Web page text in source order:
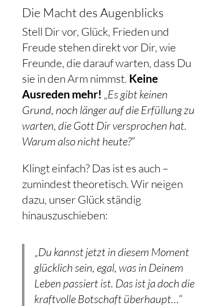
Die Macht des Augenblicks
Stell Dir vor, Glück, Frieden und
Freude stehen direkt vor Dir, wie
Freunde, die darauf warten, dass Du
sie in den Arm nimmst. Keine
Ausreden mehr! „Es gibt keinen
Grund, noch länger auf die Erfüllung zu
warten, die Gott Dir versprochen hat.
Warum also nicht heute?“
Klingt einfach? Das ist es auch –
zumindest theoretisch. Wir neigen
dazu, unser Glück ständig
hinauszuschieben:
„Du kannst jetzt in diesem Moment
glücklich sein, egal, was in Deinem
Leben passiert ist. Das ist ja doch die
kraftvolle Botschaft überhaupt…“